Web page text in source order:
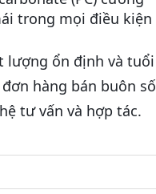
trong mọi điều kiện
lượng ổn định và tuổi
hàng bán buôn số
tư vấn và hợp tác.